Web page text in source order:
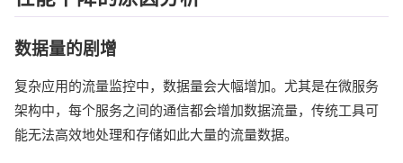
数据量的剧增
复杂应用的流量监控中，数据量会大幅增加。尤其是在微服务
架构中，每个服务之间的通信都会增加数据流量，传统工具可
能无法高效地处理和存储如此大量的流量数据。